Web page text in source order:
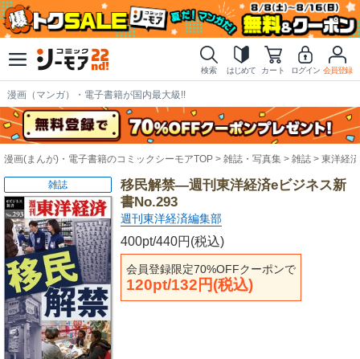
検索 はじめて カート ログイン 会員登録
漫画（マンガ）・電子書籍が国内最大級!!
漫画(まんが)・電子書籍のコミックシーモアTOP 雑誌・写真集 雑誌 東洋経
移民解禁―週刊東洋経済eビジネス新
書No.293
週刊東洋経済編集部
400pt/440円(税込)
会員登録限定70%OFFクーポンで
120pt/132円(税込)
雑誌